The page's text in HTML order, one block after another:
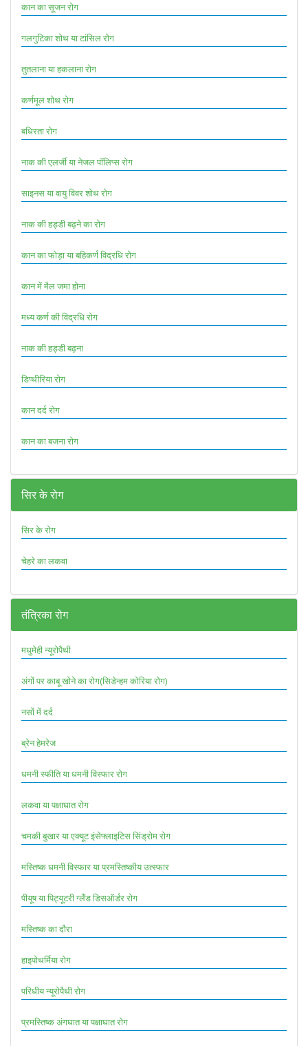
कान का सूजन रोग
गलगुटिका शोथ या टांसिल रोग
तुतलाना या हकलाना रोग
कर्णमूल शोथ रोग
बधिरता रोग
नाक की एलर्जी या नेजल पॉलिप्स रोग
साइनस या वायु विवर शोथ रोग
नाक की हड्डी बढ़ने का रोग
कान का फोड़ा या बहिकर्ण विद्रधि रोग
कान में मैल जमा होना
मध्य कर्ण की विद्रधि रोग
नाक की हड्डी बढ़ना
डिप्थीरिया रोग
कान दर्द रोग
कान का बजना रोग
सिर के रोग
सिर के रोग
चेहरे का लकवा
तंत्रिका रोग
मधुमेही न्यूरोपैथी
अंगों पर काबू खोने का रोग(सिडेन्हम कोरिया रोग)
नसों में दर्द
ब्रेन हेमरेज
धमनी स्फीति या धमनी विस्फार रोग
लकवा या पक्षाघात रोग
चमकी बुखार या एक्यूट इंसेफ्लाइटिस सिंड्रोम रोग
मस्तिष्क धमनी विस्फार या प्रमस्तिष्कीय उत्स्फार
पीयूष या पिट्यूटरी ग्लैंड डिसऑर्डर रोग
मस्तिष्क का दौरा
हाइपोथर्मिया रोग
परिधीय न्यूरोपैथी रोग
प्रमस्तिष्क अंगघात या पक्षाघात रोग